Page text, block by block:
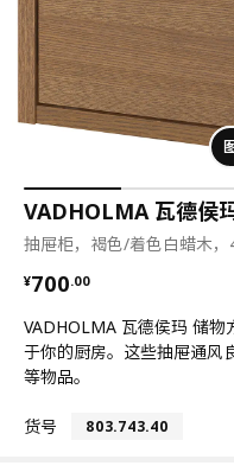
VADHOLMA 瓦德侯
抽屉柜，褐色/着色白蜡木
¥700.00
¥ 700.00
VADHOLMA 瓦德侯玛 储物
于你的厨房。这些抽屉通风
等物品。
货号 803.743.40